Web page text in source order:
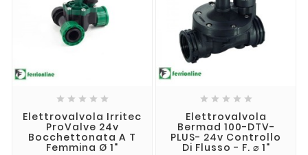
    
Elettrovalvola Irritec
ProValve 24v
Bocchettonata A T
Femmina Ø 1"
    
Elettrovalvola
Bermad 100-DTV-
PLUS- 24v Controllo
Di Flusso - F. ⌀ 1"